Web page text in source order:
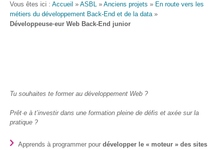
Vous êtes ici : Accueil » ASBL » Anciens projets » En route vers les
métiers du développement Back-End et de la data»
Développeuse·eur Web Back-End junior
Tu souhaites te former au développement Web ?
Prêt·e à t’investir dans une formation pleine de défis et axée sur la
pratique ?
Apprends à programmer pour développer le « moteur » des sites
projets
Média
Se
Formations pour
d’emploi